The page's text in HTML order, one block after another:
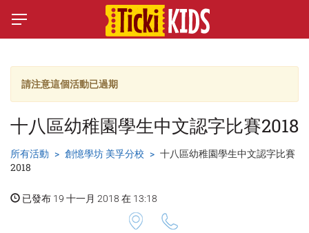
請注意這個活動已過期
十八區幼稚園學生中文認字比賽2018
所有活動 創憶學坊 美孚分校
十八區幼稚園學生中文認字比賽
2018
已發布 19 十一月 2018 在 13:18